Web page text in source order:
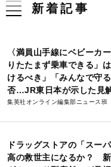
新着記事
〈満員山手線にベビーカ
りたたまず乗車できる」
けるべき」「みんなで守
否…JR東日本が示した見
集英社オンライン編集部ニュース班
ドラッグストアの「スー
高の救世主になるか？